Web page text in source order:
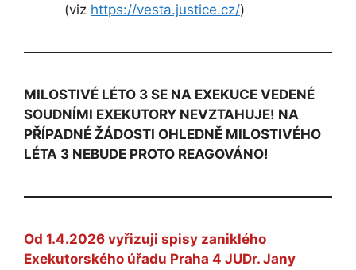
(viz https://vesta.justice.cz/)
MILOSTIVÉ LÉTO 3 SE NA EXEKUCE VEDENÉ
SOUDNÍMI EXEKUTORY NEVZTAHUJE! NA
PŘÍPADNÉ ŽÁDOSTI OHLEDNĚ MILOSTIVÉHO
LÉTA 3 NEBUDE PROTO REAGOVÁNO!
Od 1.4.2026 vyřizuji spisy zaniklého
Exekutorského úřadu Praha 4 JUDr. Jany